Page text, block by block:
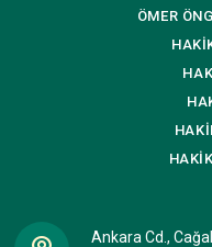
ÖMER
Ankara Cd.,